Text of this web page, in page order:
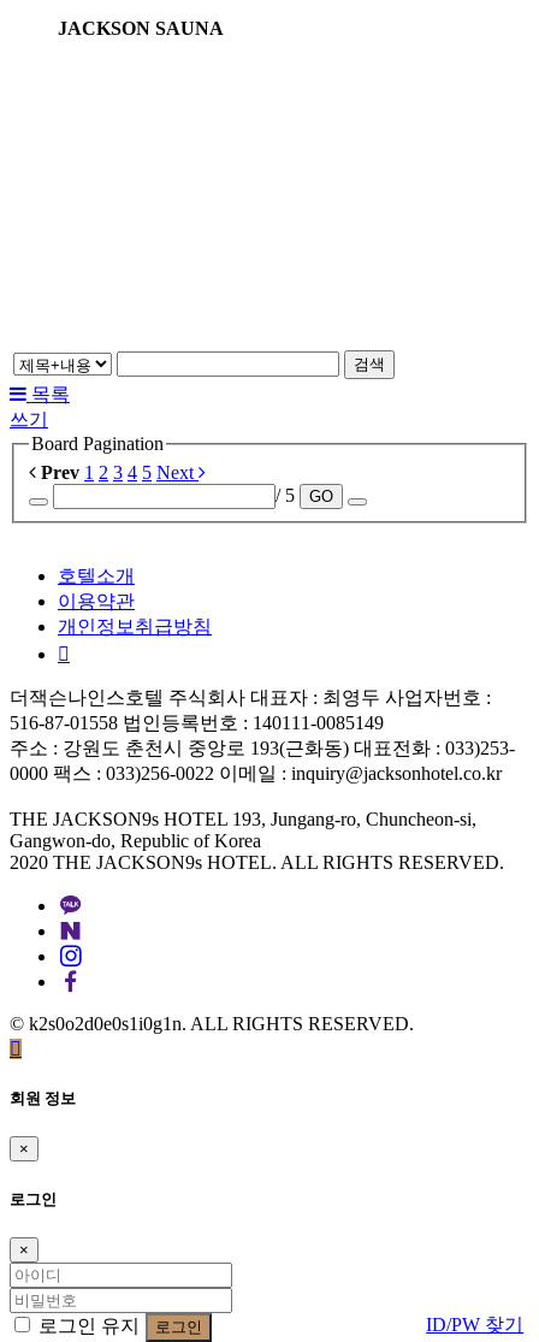
JACKSON SAUNA
검색
목록
쓰기
Board Pagination
Prev 1 2 3 4 5 Next
/ 5
GO
호텔소개
이용약관
개인정보취급방침
더잭슨나인스호텔 주식회사 대표자 : 최영두 사업자번호 :
516-87-01558 법인등록번호 : 140111-0085149
주소 : 강원도 춘천시 중앙로 193(근화동) 대표전화 : 033)253-
0000 팩스 : 033)256-0022 이메일 : inquiry@jacksonhotel.co.kr
THE JACKSON9s HOTEL 193, Jungang-ro, Chuncheon-si,
Gangwon-do, Republic of Korea
2020 THE JACKSON9s HOTEL. ALL RIGHTS RESERVED.
© k2s0o2d0e0s1i0g1n. ALL RIGHTS RESERVED.
회원 정보
×
로그인
×
로그인 유지
ID/PW 찾기